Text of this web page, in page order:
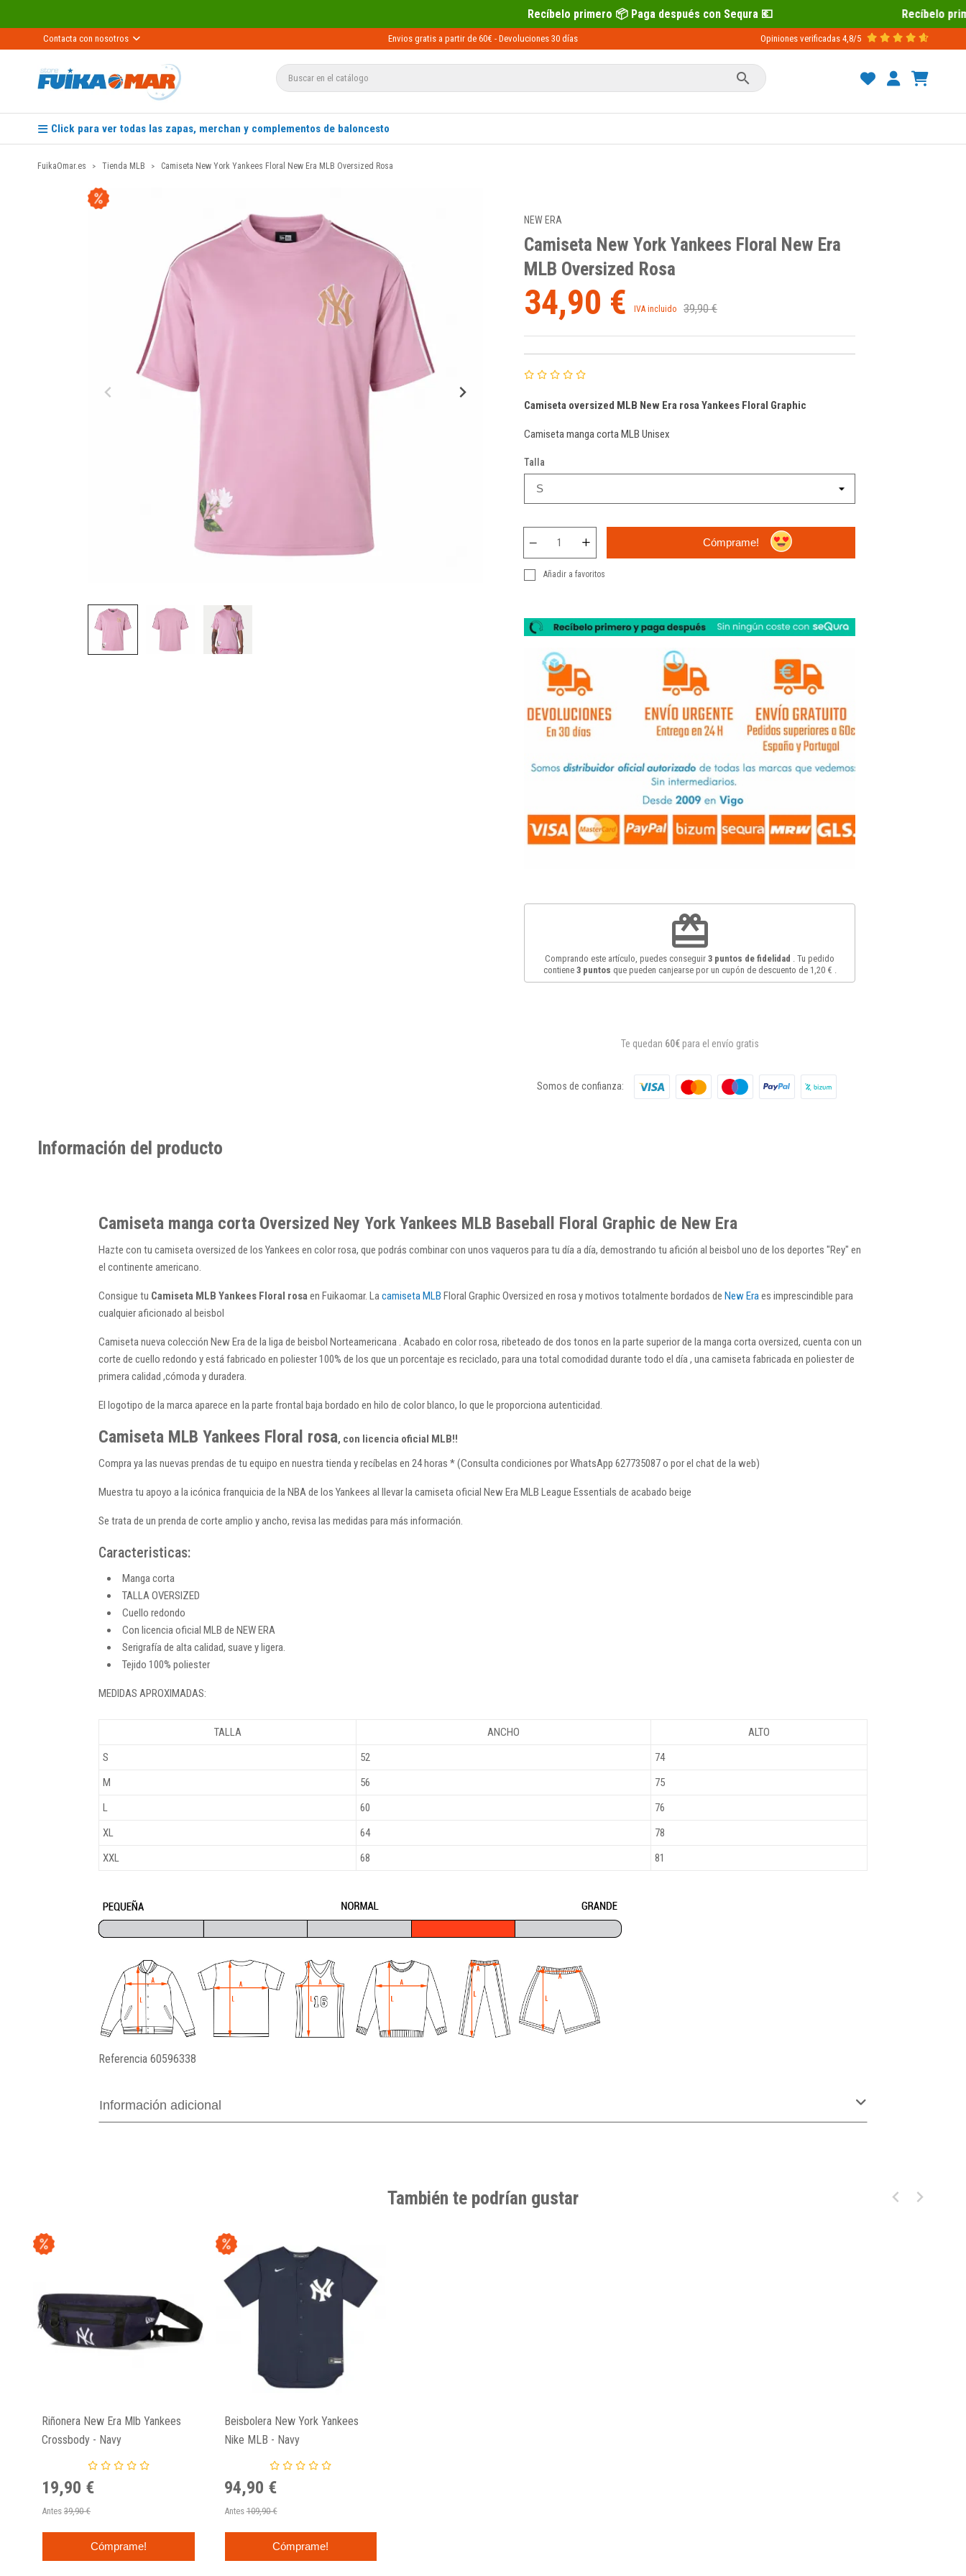
Recíbelo primero 📦 Paga después con Sequra 💶 Recíbelo primero 📦 Paga
Contacta con nosotros Envios gratis a partir de 60€ - Devoluciones 30 días Opiniones verificadas 4,8/5

Click para ver todas las zapas, merchan y complementos de baloncesto
FuikaOmar.es Tienda MLB Camiseta New York Yankees Floral New Era MLB Oversized Rosa
NEW ERA
Camiseta New York Yankees Floral New Era
MLB Oversized Rosa
34,90 € IVA incluido 39,90 €
Camiseta oversized MLB New Era rosa Yankees Floral Graphic
Camiseta manga corta MLB Unisex
Talla
Cómprame!
Añadir a favoritos
redeem
Comprando este artículo, puedes conseguir 3 puntos de fidelidad . Tu pedido
contiene 3puntos que pueden canjearse por un cupón de descuento de 1,20 €
Te quedan 60€para el envío gratis
Somos de confianza:
Información del producto
Camiseta manga corta Oversized Ney York Yankees MLB Baseball Floral Graphic de New Era
Hazte con tu camiseta oversized de los Yankees en color rosa, que podrás combinar con unos vaqueros para tu día a día, demostrando tu afición al beisbol uno de los deportes "Rey" en
el continente americano.
Consigue tu Camiseta MLB Yankees Floral rosaen Fuikaomar. Lacamiseta MLB Floral Graphic Oversized en rosa y motivos totalmente bordados de New Eraes imprescindible para
cualquier aficionado al beisbol
Camiseta nueva colección New Era de la liga de beisbol Norteamericana . Acabado en color rosa, ribeteado de dos tonos en la parte superior de la manga corta oversized, cuenta con un
corte de cuello redondo y está fabricado en poliester 100% de los que un porcentaje es reciclado, para una total comodidad durante todo el día , una camiseta fabricada en poliester de
primera calidad ,cómoda y duradera.
El logotipo de la marca aparece en la parte frontal baja bordado en hilo de color blanco, lo que le proporciona autenticidad.
Camiseta MLB Yankees Floral rosa, con licencia oficial MLB!!
Compra ya las nuevas prendas de tu equipo en nuestra tienda y recíbelas en 24 horas * (Consulta condiciones por WhatsApp 627735087 o por el chat de la web)
Muestra tu apoyo a la icónica franquicia de la NBA de los Yankees al llevar la camiseta oficial New Era MLB League Essentials de acabado beige
Se trata de un prenda de corte amplio y ancho, revisa las medidas para más información.
Caracteristicas:
Manga corta
TALLA OVERSIZED
Cuello redondo
Con licencia oficial MLB de NEW ERA
Serigrafía de alta calidad, suave y ligera.
Tejido 100% poliester
MEDIDAS APROXIMADAS:
TALLA ANCHO
ALTO
S
52
74
M
56
75
L
60
76
XL
64
78
XXL
68 81
Referencia 60596338
Información adicional
También te podrían gustar
Riñonera New Era Mlb Yankees
Crossbody - Navy
19,90 €
Antes 39,90 €
Cómprame!
Beisbolera New York Yankees
Nike MLB - Navy
94,90 €
Antes 109,90 €
Cómprame!